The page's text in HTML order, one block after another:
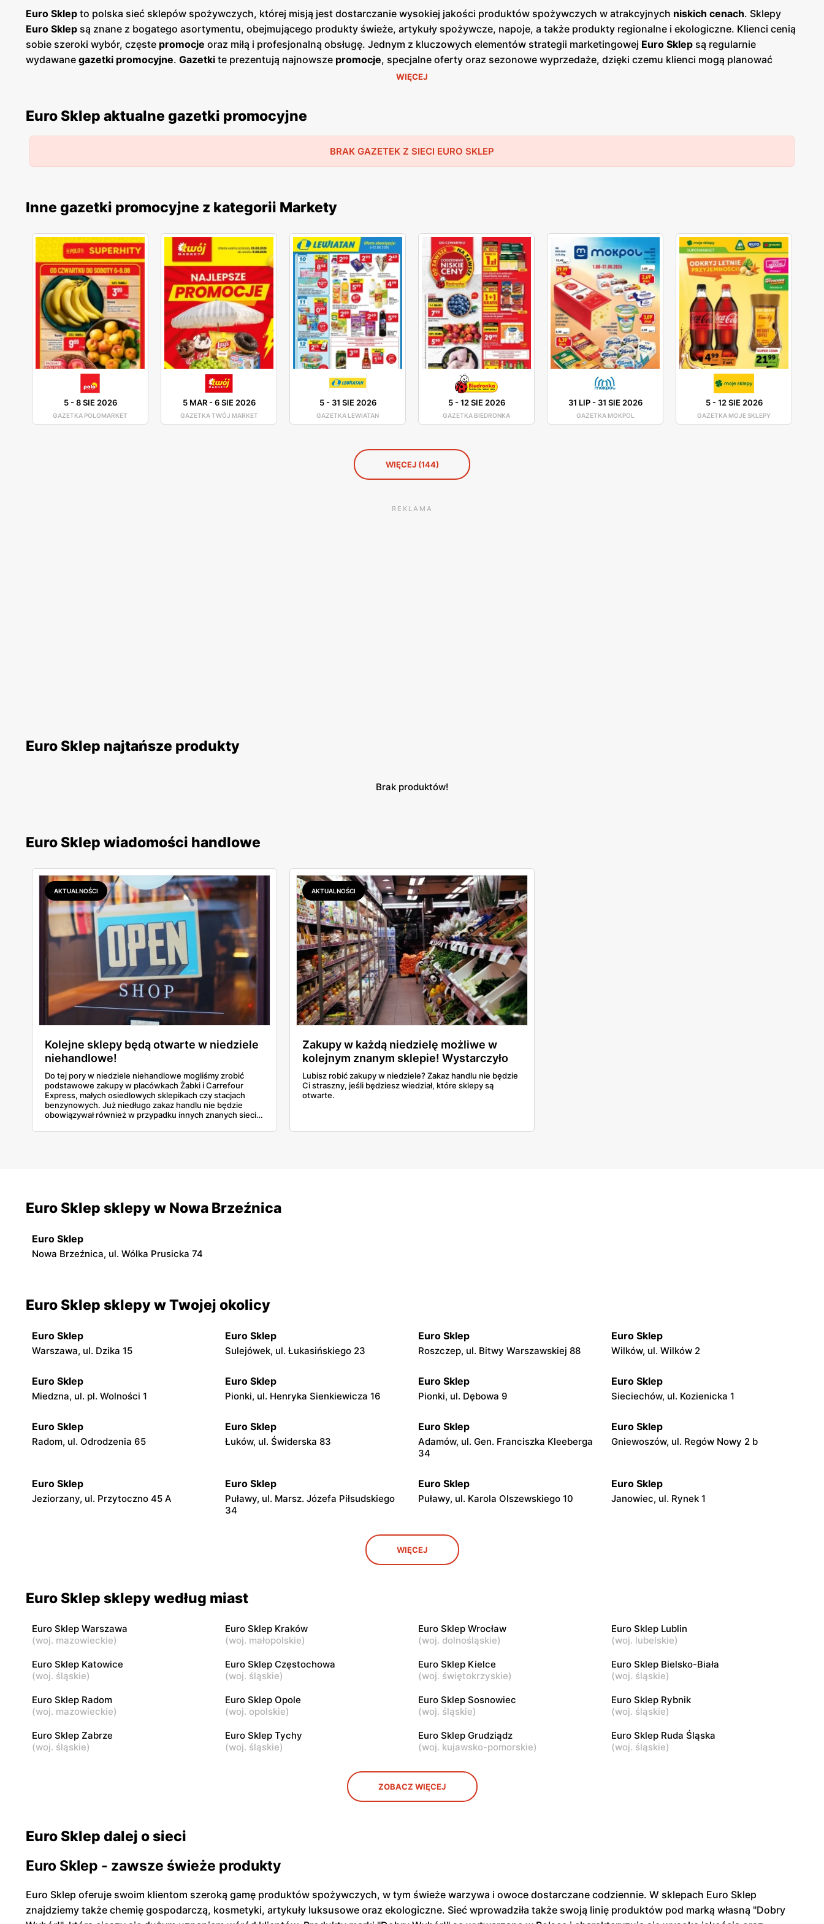
Euro Sklep to polska sieć sklepów spożywczych, której misją jest dostarczanie wysokiej jakości produktów spożywczych w atrakcyjnych niskich cenach. Sklepy
Euro Sklep są znane z bogatego asortymentu, obejmującego produkty świeże, artykuły spożywcze, napoje, a także produkty regionalne i ekologiczne. Klienci cenią
sobie szeroki wybór, częste promocje oraz miłą i profesjonalną obsługę. Jednym z kluczowych elementów strategii marketingowej Euro Sklep są regularnie
wydawane gazetki promocyjne. Gazetki te prezentują najnowsze promocje, specjalne oferty oraz sezonowe wyprzedaże, dzięki czemu klienci mogą planować
swoje zakupy i korzystać z wyjątkowych okazji cenowych. Są one dostępne zarówno w formie papierowej w sklepach, jak i online, co umożliwia łatwy dostęp do
lojalnościowe, które umożliwiają dodatkowe oszczędności przy regularnych zakupach. Dzięki dogodnym lokalizacjom oraz szerokiemu asortymentowi produktów,
Euro Sklepstał się ulubionym miejscem zakupów dla wielu Polaków. Sklepy są zlokalizowane w centrach miast, na osiedlach oraz przy głównych arteriach
komunikacyjnych, co umożliwia szybkie i wygodne zakupy. Firma stawia na wysoką jakość obsługi oraz komfort klientów, co przekłada się na zadowolenie i
lojalność kupujących.
WIĘCEJ
Euro Sklep aktualne gazetki promocyjne
BRAK GAZETEK Z SIECI EURO SKLEP
Inne gazetki promocyjne z kategorii Markety
5-8 SIE 2026
GAZETKA POLOMARKET
5 MAR-6 SIE 2026
GAZETKA TWÓJ MARKET
5- 31 SIE 2026
GAZETKA LEWIATAN
5-12 SIE 2026
GAZETKA BIEDRONKA
31 LIP- 31 SIE 2026
GAZETKA MOKPOL
5-12 SIE 2026
GAZETKA MOJE SKLEPY
WIĘCEJ (144)
REKLAMA
Euro Sklep najtańsze produkty
Brak produktów!
Euro Sklep wiadomości handlowe
AKTUALNOŚCI
Kolejne sklepy będą otwarte w niedziele
niehandlowe!
Do tej pory w niedziele niehandlowe mogliśmy zrobić
podstawowe zakupy w placówkach Żabki i Carrefour
Express, małych osiedlowych sklepikach czy stacjach
benzynowych. Już niedługo zakaz handlu nie będzie
obowiązywał również w przypadku innych znanych sieci.
naszego artykułu.
AKTUALNOŚCI
Zakupy w każdą niedzielę możliwe w
kolejnym znanym sklepie! Wystarczyło
podjąć jedno działanie.
Lubisz robić zakupy w niedziele? Zakaz handlu nie będzie
Ci straszny, jeśli będziesz wiedział, które sklepy są
otwarte.
Euro Sklep sklepy w Nowa Brzeźnica
Euro Sklep
Nowa Brzeźnica, ul. Wólka Prusicka 74
Euro Sklep sklepy w Twojej okolicy
Euro Sklep
Warszawa, ul. Dzika 15
Euro Sklep
Sulejówek, ul. Łukasińskiego 23
Euro Sklep
Roszczep, ul. Bitwy Warszawskiej 88
Euro Sklep
Wilków, ul. Wilków 2
Euro Sklep
Miedzna, ul. pl. Wolności 1
Euro Sklep
Pionki, ul. Henryka Sienkiewicza 16
Euro Sklep
Pionki, ul. Dębowa 9
Euro Sklep
Sieciechów, ul. Kozienicka 1
Euro Sklep
Radom, ul. Odrodzenia 65
Euro Sklep
Łuków, ul. Świderska 83
Euro Sklep
Adamów, ul. Gen. Franciszka Kleeberga
34
Euro Sklep
Gniewoszów, ul. Regów Nowy 2 b
Euro Sklep
Jeziorzany, ul. Przytoczno 45 A
Euro Sklep
Puławy, ul. Marsz. Józefa Piłsudskiego
34
Euro Sklep
Puławy, ul. Karola Olszewskiego 10
Euro Sklep
Janowiec, ul. Rynek 1
Kazimierz Dolny, ul. Wierzchoniów 31
Euro Sklep
Końskie, ul. Niepodległości 7
Abramów, ul. 22 Lipca 2A Wilków, ul. Wilków 4
Euro Sklep
Siemiatycze, ul. Adama Mickiewicza 7
Euro Sklep
Suchedniów, ul. Mickiewicza 25
Euro Sklep
Józefów nad Wisłą, ul. pl. Wolności 27
Euro Sklep
Ostrowiec Świętokrzyski al. Jana Pawła
II 83 G
Ostrowiec Świętokrzyski, ul. Stawki 77 Biała Podlaska, ul. Lubelska 26
Ostrowiec Świętokrzyski, ul.
Władysława Sikorskiego 41
Ostrowiec Świętokrzyski os.
Patronackie 16 A
WIĘCEJ
Euro Sklep sklepy według miast
Euro Sklep Warszawa
(woj. mazowieckie)
Euro Sklep Kraków
(woj. małopolskie)
Euro Sklep Wrocław
(woj. dolnośląskie)
Euro Sklep Lublin
(woj. lubelskie)
Euro Sklep Katowice
(woj. śląskie)
Euro Sklep Częstochowa
(woj. śląskie)
Euro Sklep Kielce
(woj. świętokrzyskie)
Euro Sklep Bielsko-Biała
(woj. śląskie)
Euro Sklep Radom
(woj. mazowieckie)
Euro Sklep Opole
(woj. opolskie)
Euro Sklep Sosnowiec
(woj. śląskie)
Euro Sklep Rybnik
(woj. śląskie)
Euro Sklep Zabrze
(woj. śląskie)
Euro Sklep Tychy
(woj. śląskie)
Euro Sklep Grudziądz
(woj. kujawsko-pomorskie)
Euro Sklep Ruda Śląska
(woj. śląskie)
ZOBACZ WIĘCEJ
Euro Sklep dalej o sieci
Euro Sklep - zawsze świeże produkty
Euro Sklep oferuje swoim klientom szeroką gamę produktów spożywczych, w tym świeże warzywa i owoce dostarczane codziennie. W sklepach Euro Sklep
znajdziemy także chemię gospodarczą, kosmetyki, artykuły luksusowe oraz ekologiczne. Sieć wprowadziła także swoją linię produktów pod marką własną "Dobry